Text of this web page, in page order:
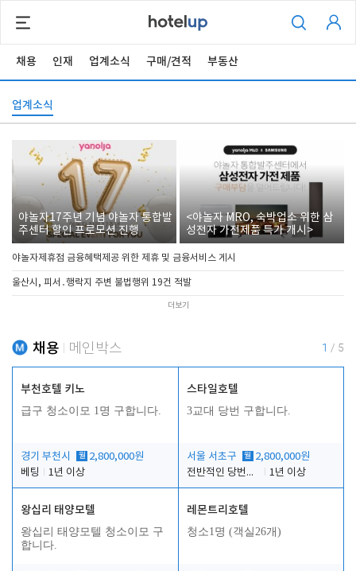
채용 인재 업계소식 구매/견적 부동산
업계소식
야놀자17주년 기념 야놀자 통합발
주센터 할인 프로모션 진행
<야놀자 MRO, 숙박업소 위한 삼
성전자 가전제품 특가 개시>
야놀자제휴점 금융혜택제공 위한 제휴 및 금융서비스 게시
울산시, 피서․행락지 주변 불법행위 19건 적발
더보기
채용 메인박스 1 / 5
부천호텔 키노
급구 청소이모 1명 구합니다.
경기 부천시 월 2,800,000원
베팅
1년 이상
스타일호텔
3교대 당번 구합니다.
서울 서초구 월 2,800,000원
전반적인 당번업무
1년 이상
왕십리 태양모텔
왕십리 태양모텔 청소이모 구
합니다.
레몬트리호텔
청소1명 (객실26개)